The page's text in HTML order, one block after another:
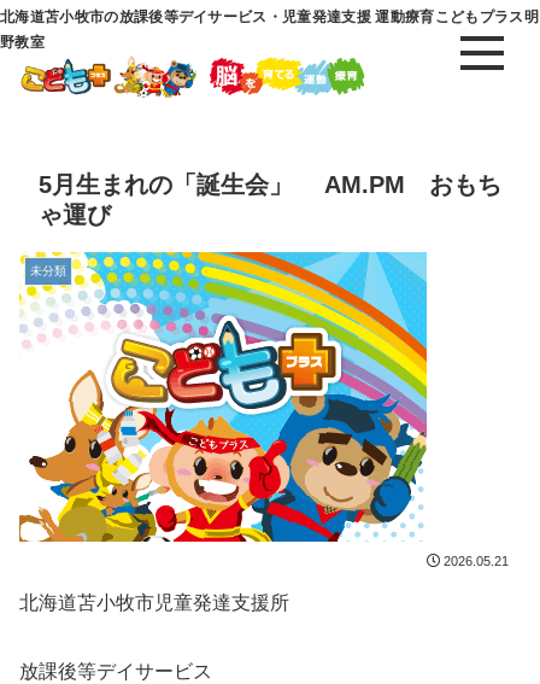
北海道苫小牧市の放課後等デイサービス・児童発達支援 運動療育こどもプラス明
野教室
5月生まれの「誕生会」 AM.PM おもち
ゃ運び
未分類
2026.05.21
北海道苫小牧市児童発達支援所
放課後等デイサービス